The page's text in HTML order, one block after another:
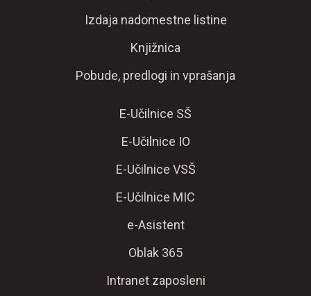
Izdaja nadomestne listine
Knjižnica
Pobude, predlogi in vprašanja
E-Učilnice SŠ
E-Učilnice IO
E-Učilnice VSŠ
E-Učilnice MIC
e-Asistent
Oblak 365
Intranet zaposleni